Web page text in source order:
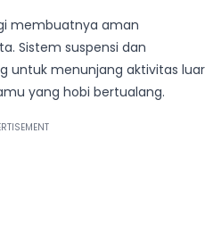
membuatnya aman
Sistem suspensi dan
untuk menunjang aktivitas luar
yang hobi bertualang.